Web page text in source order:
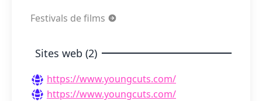
Festivals de films
Sites web (2)
https://www.youngcuts.com/
https://www.youngcuts.com/